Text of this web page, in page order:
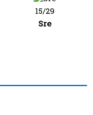
15/29
Sre